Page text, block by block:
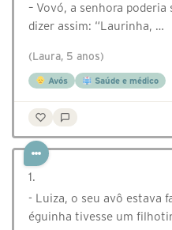
– Vovó, a senhora
dizer assim: “Laurinha, …
(Laura, 5 anos)
Avós Saúde e médico
1.
- Luiza, o seu avô estava
éguinha tivesse um